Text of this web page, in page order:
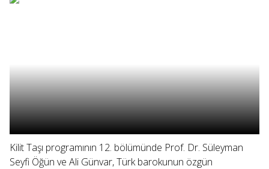
Kilit Taşı programının 12. bölümünde Prof. Dr. Süleyman
Seyfi Öğün ve Ali Günvar, Türk barokunun özgün